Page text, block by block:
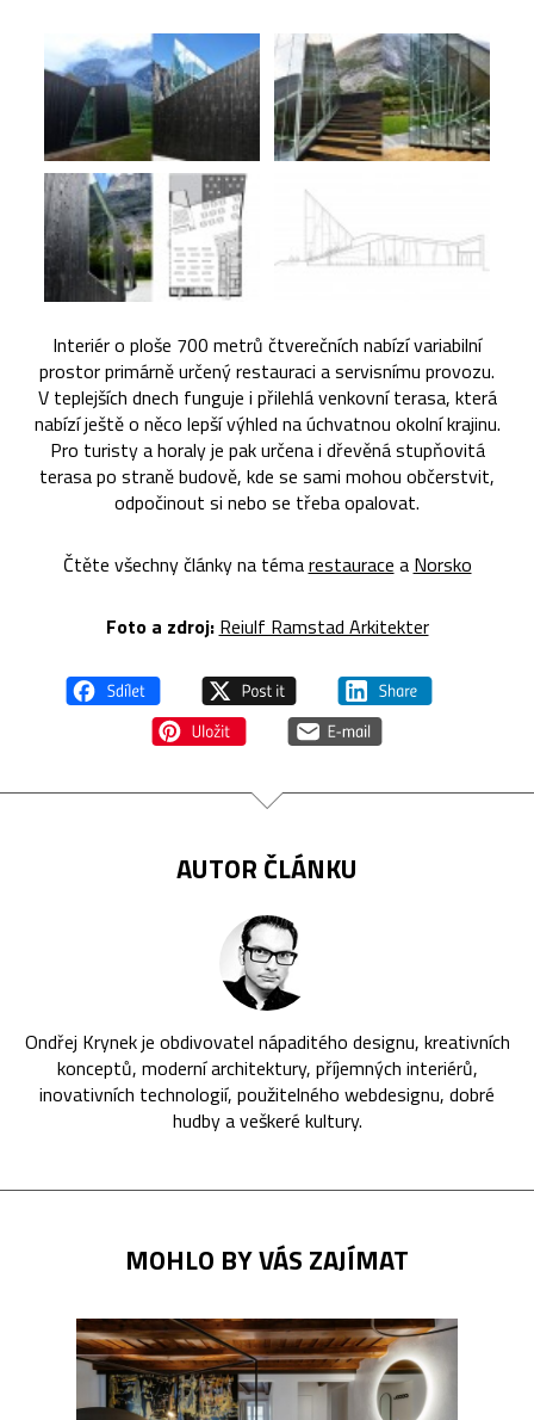
Interiér o ploše 700 metrů čtverečních nabízí variabilní
prostor primárně určený restauraci a servisnímu provozu.
V teplejších dnech funguje i přilehlá venkovní terasa, která
nabízí ještě o něco lepší výhled na úchvatnou okolní krajinu.
Pro turisty a horaly je pak určena i dřevěná stupňovitá
terasa po straně budově, kde se sami mohou občerstvit,
odpočinout si nebo se třeba opalovat.
Čtěte všechny články na témarestaurace a Norsko
Foto a zdroj: Reiulf Ramstad Arkitekter
AUTOR ČLÁNKU
Ondřej Krynek je obdivovatel nápaditého designu, kreativních
konceptů, moderní architektury, příjemných interiérů,
inovativních technologií, použitelného webdesignu, dobré
hudby a veškeré kultury.
MOHLO BY VÁS ZAJÍMAT